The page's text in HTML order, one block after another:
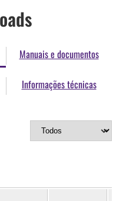
Manuais e documentos
Informações técnicas